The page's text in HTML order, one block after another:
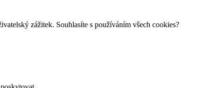
zážitek. Souhlasíte s používáním všech cookies?